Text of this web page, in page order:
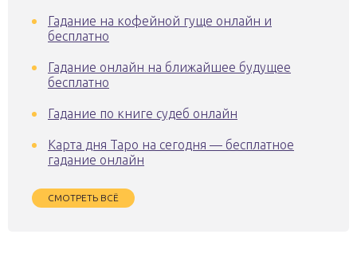
Гадание на кофейной гуще онлайн и
бесплатно
Гадание онлайн на ближайшее будущее
бесплатно
Гадание по книге судеб онлайн
Карта дня Таро на сегодня — бесплатное
гадание онлайн
СМОТРЕТЬ ВСЁ